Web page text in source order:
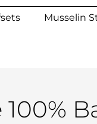
Musselin